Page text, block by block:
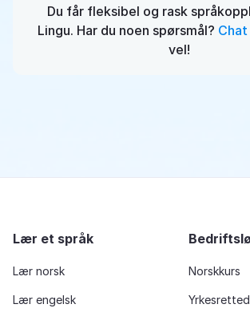
Du får fleksibel og rask
Lingu. Har du noen spørsmål?
vel!
Lær et språk
Lær norsk
Lær engelsk
Norskkurs